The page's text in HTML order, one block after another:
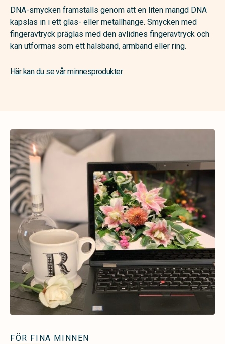
DNA-smycken framställs genom att en liten mängd DNA
kapslas in i ett glas- eller metallhänge. Smycken med
fingeravtryck präglas med den avlidnes fingeravtryck och
kan utformas som ett halsband, armband eller ring.
Här kan du se vår minnesprodukter
FÖR FINA MINNEN